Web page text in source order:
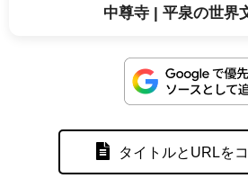
中尊寺 | 平泉の世界
タイトルとURLを